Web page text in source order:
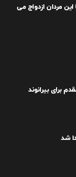
این مردان ازدواج می
برای بیرانوند
شد